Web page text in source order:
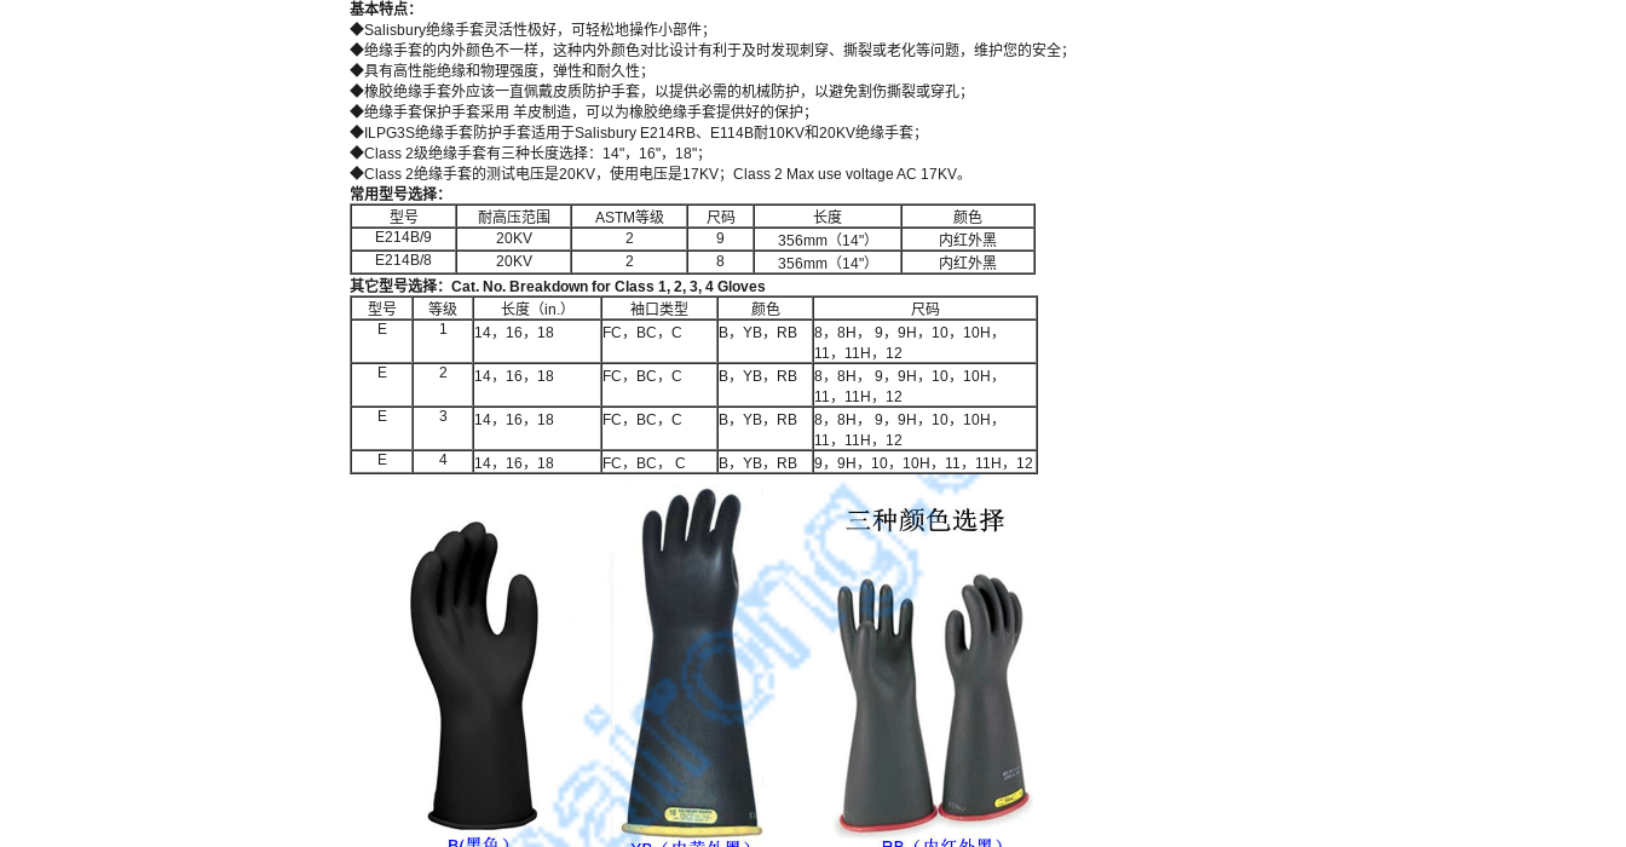
基本特点：
◆Salisbury绝缘手套灵活性极好，可轻松地操作小部件；
◆绝缘手套的内外颜色不一样，这种内外颜色对比设计有利于及时发现刺穿、撕裂或老化等问题，维护您的安全；
◆具有高性能绝缘和物理强度，弹性和耐久性；
◆橡胶绝缘手套外应该一直佩戴皮质防护手套，以提供必需的机械防护，以避免割伤撕裂或穿孔；
◆绝缘手套保护手套采用 羊皮制造，可以为橡胶绝缘手套提供好的保护；
◆ILPG3S绝缘手套防护手套适用于Salisbury E214RB、E114B耐10KV和20KV绝缘手套；
◆Class 2级绝缘手套有三种长度选择：14"，16"，18"；
◆Class 2绝缘手套的测试电压是20KV，使用电压是17KV；Class 2 Max use voltage AC 17KV。
常用型号选择：
型号
耐高压范围 ASTM等级 尺码 长度
颜色
E214B/9
20KV 2 9 356mm（14"）
内红外黑
E214B/8
20KV 2 8 356mm（14"）
内红外黑
其它型号选择： Cat. No. Breakdown for Class 1, 2, 3, 4 Gloves
型号
等级 长度（in.） 袖口类型 颜色
尺码
E
1 14，16，18 FC，BC，C B，YB，RB
8，8H， 9，9H，10，10H，
11，11H，12
E
2 14，16，18 FC，BC，C B，YB，RB
8，8H， 9，9H，10，10H，
11，11H，12
E
3 14，16，18 FC，BC，C B，YB，RB
8，8H， 9，9H，10，10H，
11，11H，12
E
4 14，16，18 FC，BC， C B，YB，RB 9，9H，10，10H，11，11H，12